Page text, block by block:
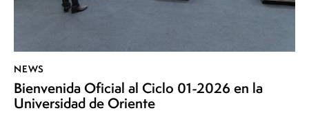
NEWS
Bienvenida Oficial al Ciclo 01-2026 en la
Universidad de Oriente